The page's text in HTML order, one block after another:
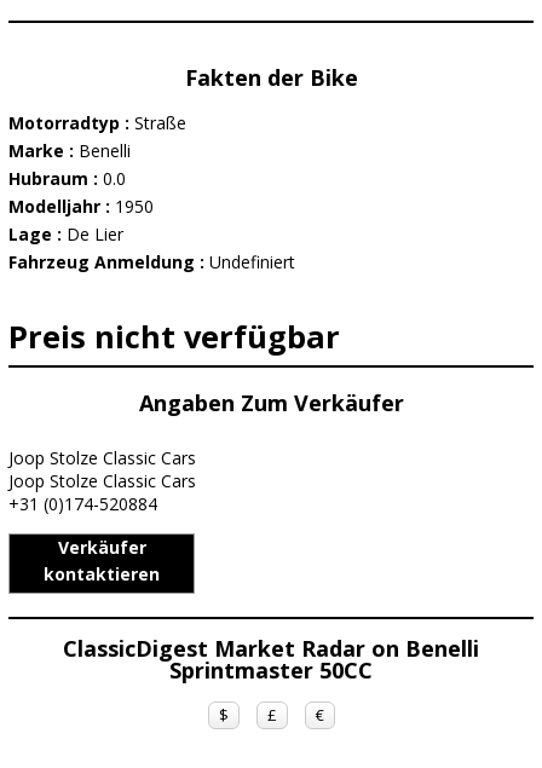
Fakten der Bike
Motorradtyp : Straße
Marke : Benelli
Hubraum : 0.0
Modelljahr : 1950
Lage : De Lier
Fahrzeug Anmeldung : Undefiniert
Preis nicht verfügbar
Angaben Zum Verkäufer
Joop Stolze Classic Cars
Joop Stolze Classic Cars
+31 (0)174-520884
Verkäufer
kontaktieren
ClassicDigest Market Radar on Benelli
Sprintmaster 50CC
$ £ €